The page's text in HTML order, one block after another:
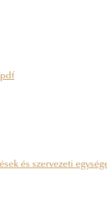
és szervezeti